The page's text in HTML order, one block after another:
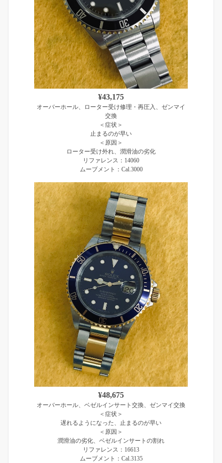
¥43,175
オーバーホール、ローター受け修理・再圧入、ゼンマイ
交換
＜症状＞
止まるのが早い
＜原因＞
ローター受け外れ、潤滑油の劣化
リファレンス：14060
ムーブメント：Cal.3000
¥48,675
オーバーホール、ベゼルインサート交換、ゼンマイ交換
＜症状＞
遅れるようになった、止まるのが早い
＜原因＞
潤滑油の劣化、ベゼルインサートの割れ
リファレンス：16613
ムーブメント：Cal.3135